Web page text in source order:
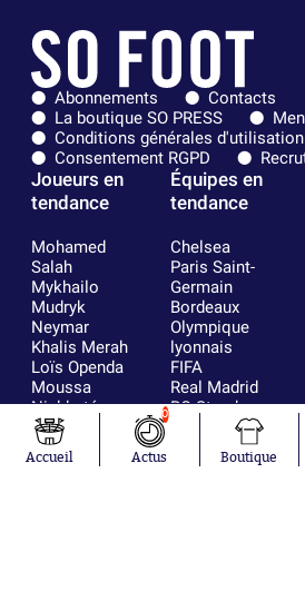
Abonnements
Contacts
La boutique SO PRESS
Conditions générales d'utilisation
Consentement RGPD
Joueurs en
tendance
Mohamed
Salah
Mykhailo
Mudryk
Neymar
Khalis Merah
Loïs Openda
Moussa
Niakhaté
Nicolás
Tagliafico
Pavel Šulc
Équipes en
tendance
Chelsea
Paris Saint-
Germain
Bordeaux
Olympique
lyonnais
FIFA
Real Madrid
RC Strasbourg
AC Milan
RC Lens
Accueil
0
Actus Boutique